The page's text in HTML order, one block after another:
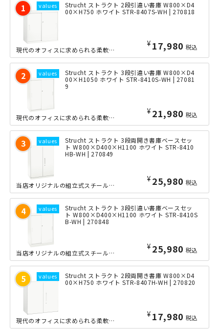
Strucht ストラクト 2段引違い書庫 W800×D4
00×H750 ホワイト STR-8407S-WH | 270818
¥ 17,980 税込
現代のオフィスに求められる柔軟性・効率性・美しさを兼ね備えた、当店オリジナルの組...
Strucht ストラクト 3段引違い書庫 W800×D4
00×H1050 ホワイト STR-8410S-WH | 27081
9
¥ 21,980 税込
現代のオフィスに求められる柔軟性・効率性・美しさを兼ね備えた、当店オリジナルの組...
Strucht ストラクト 3段両開き書庫ベースセッ
ト W800×D400×H1100 ホワイト STR-8410
HB-WH | 270849
¥ 25,980 税込
当店オリジナルの組立式スチール書庫「Strucht（ストラクト）」シリーズの3段...
Strucht ストラクト 3段引違い書庫ベースセッ
ト W800×D400×H1100 ホワイト STR-8410S
B-WH | 270848
¥ 25,980 税込
当店オリジナルの組立式スチール書庫「Strucht（ストラクト）」シリーズの3段...
Strucht ストラクト 2段両開き書庫 W800×D4
00×H750 ホワイト STR-8407H-WH | 270820
¥ 17,980 税込
現代のオフィスに求められる柔軟性・効率性・美しさを兼ね備えた、当店オリジナルの組...